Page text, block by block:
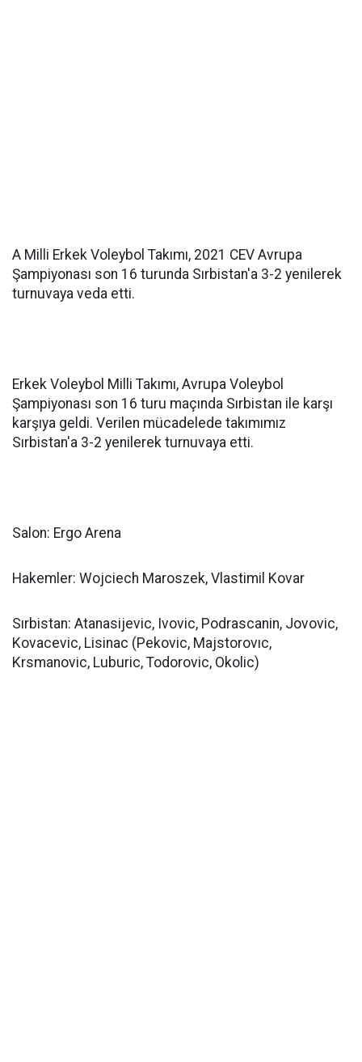
A Milli Erkek Voleybol Takımı, 2021 CEV Avrupa
Şampiyonası son 16 turunda Sırbistan'a 3-2 yenilerek
turnuvaya veda etti.
Erkek Voleybol Milli Takımı, Avrupa Voleybol
Şampiyonası son 16 turu maçında Sırbistan ile karşı
karşıya geldi. Verilen mücadelede takımımız
Sırbistan'a 3-2 yenilerek turnuvaya etti.
Salon: Ergo Arena
Hakemler: Wojciech Maroszek, Vlastimil Kovar
Sırbistan: Atanasijevic, Ivovic, Podrascanin, Jovovic,
Kovacevic, Lisinac (Pekovic, Majstorovıc,
Krsmanovic, Luburic, Todorovic, Okolic)